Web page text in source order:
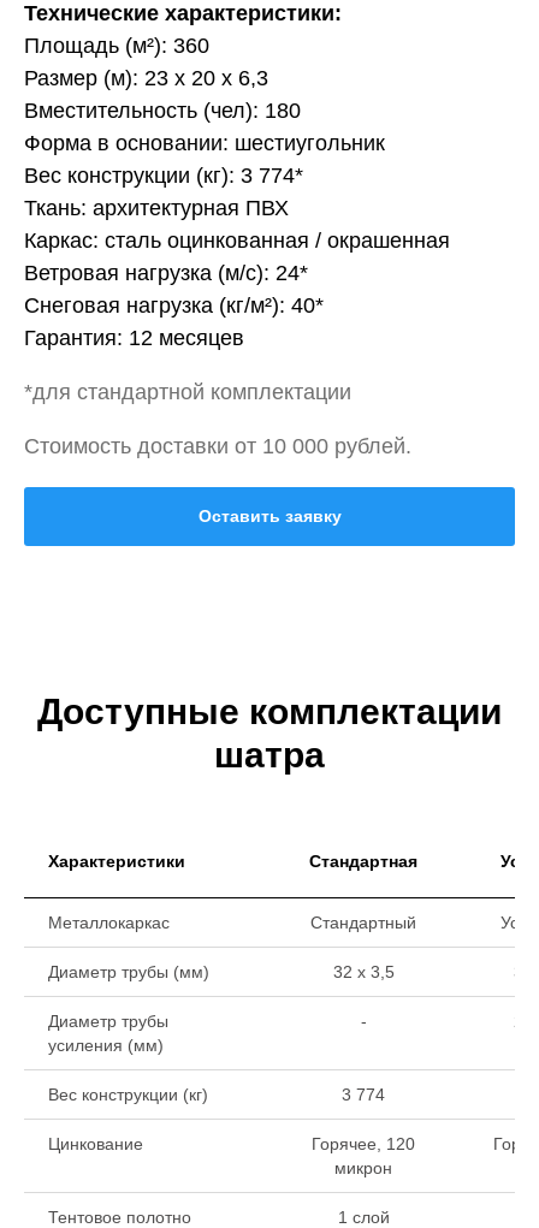
Технические характеристики:
Площадь (м²): 360
Размер (м): 23 х 20 х 6,3
Вместительность (чел): 180
Форма в основании: шестиугольник
Вес конструкции (кг): 3 774*
Ткань: архитектурная ПВХ
Каркас: сталь оцинкованная / окрашенная
Ветровая нагрузка (м/с): 24*
Снеговая нагрузка (кг/м²): 40*
Гарантия: 12 месяцев
*для стандартной комплектации
Стоимость доставки от 10 000 рублей.
Оставить заявку
Доступные комплектации
шатра
Характеристики Стандартная
Металлокаркас Стандартный
Диаметр трубы (мм) 32 х 3,5 32
Диаметр трубы
усиления (мм)
-
Вес конструкции (кг) 3 774
Цинкование
Горячее, 120
микрон
Тентовое полотно 1 слой